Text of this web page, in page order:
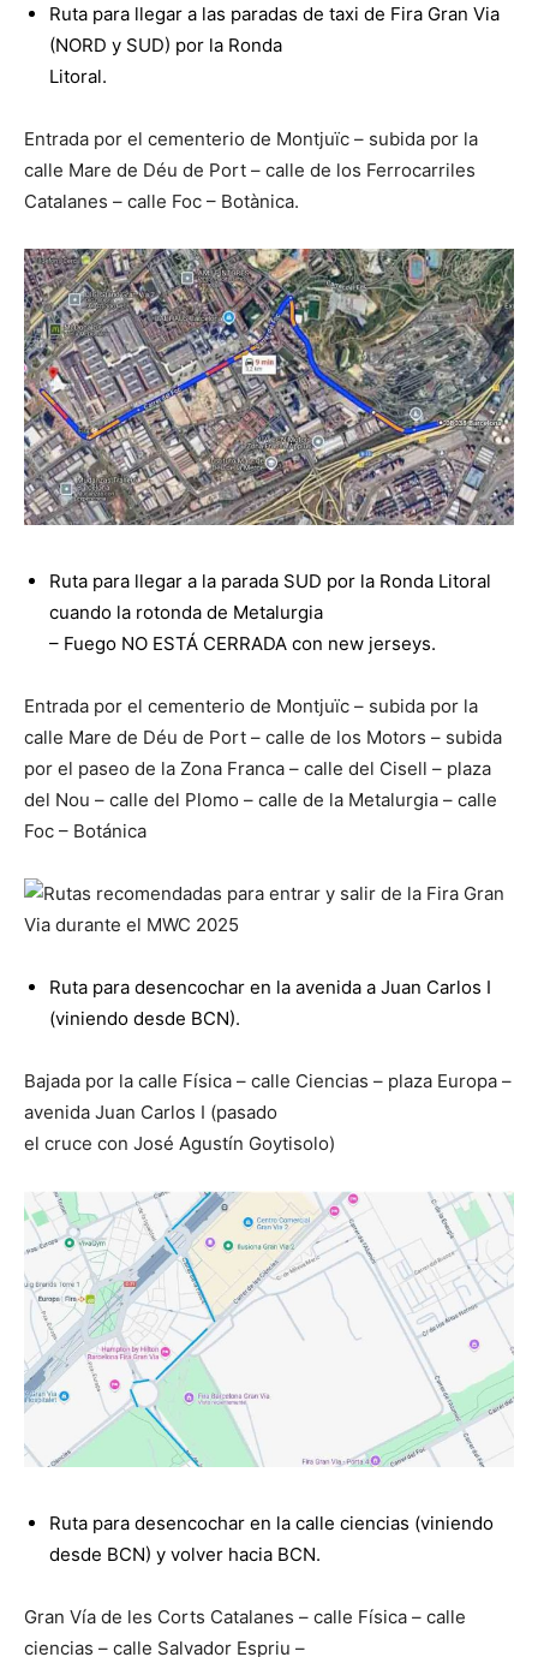
Ruta para llegar a las paradas de taxi de Fira Gran Via
(NORD y SUD) por la Ronda
Litoral.
Entrada por el cementerio de Montjuïc – subida por la
calle Mare de Déu de Port – calle de los Ferrocarriles
Catalanes – calle Foc – Botànica.
Ruta para llegar a la parada SUD por la Ronda Litoral
cuando la rotonda de Metalurgia
– Fuego NO ESTÁ CERRADA con new jerseys.
Entrada por el cementerio de Montjuïc – subida por la
calle Mare de Déu de Port – calle de los Motors – subida
por el paseo de la Zona Franca – calle del Cisell – plaza
del Nou – calle del Plomo – calle de la Metalurgia – calle
Foc – Botánica
Ruta para desencochar en la avenida a Juan Carlos I
(viniendo desde BCN).
Bajada por la calle Física – calle Ciencias – plaza Europa –
avenida Juan Carlos I (pasado
el cruce con José Agustín Goytisolo)
Ruta para desencochar en la calle ciencias (viniendo
desde BCN) y volver hacia BCN.
Gran Vía de les Corts Catalanes – calle Física – calle
ciencias – calle Salvador Espriu –